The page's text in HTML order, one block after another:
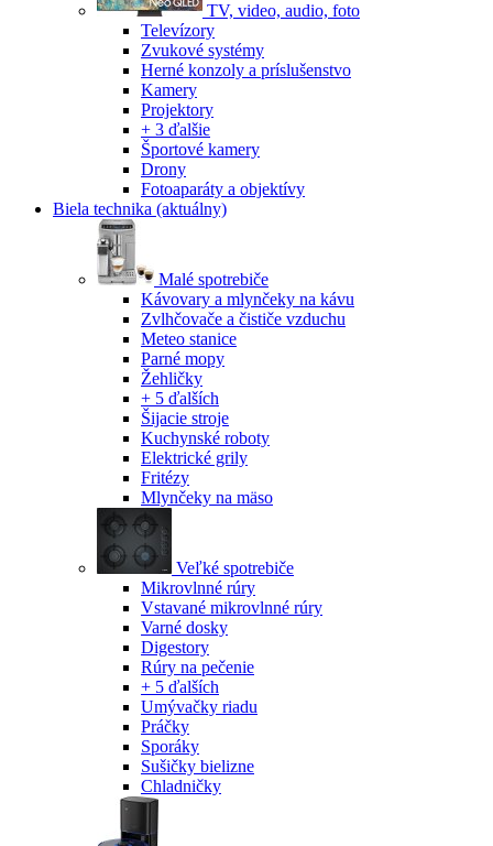
TV, video, audio, foto
Televízory
Zvukové systémy
Herné konzoly a príslušenstvo
Kamery
Projektory
+ 3 ďalšie
Športové kamery
Drony
Fotoaparáty a objektívy
Biela technika (aktuálny)
Malé spotrebiče
Kávovary a mlynčeky na kávu
Zvlhčovače a čističe vzduchu
Meteo stanice
Parné mopy
Žehličky
+ 5 ďalších
Šijacie stroje
Kuchynské roboty
Elektrické grily
Fritézy
Mlynčeky na mäso
Veľké spotrebiče
Mikrovlnné rúry
Vstavané mikrovlnné rúry
Varné dosky
Digestory
Rúry na pečenie
+ 5 ďalších
Umývačky riadu
Práčky
Sporáky
Sušičky bielizne
Chladničky